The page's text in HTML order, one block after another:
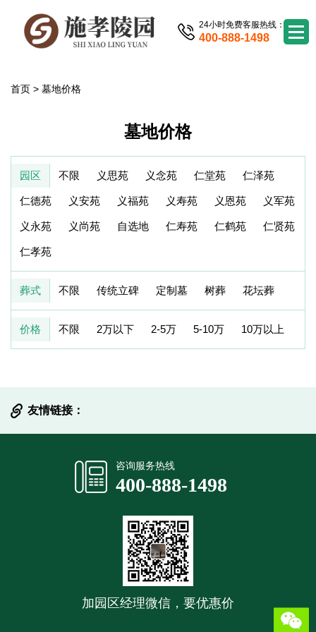
24小时免费客服热线：
400-888-1498
首页 > 墓地价格
墓地价格
园区 不限 义思苑 义念苑 仁堂苑 仁泽苑
仁德苑 义安苑 义福苑 义寿苑 义恩苑 义军苑
义永苑 义尚苑 自选地 仁寿苑 仁鹤苑 仁贤苑
仁孝苑
葬式 不限 传统立碑 定制墓 树葬 花坛葬
价格 不限 2万以下 2-5万 5-10万 10万以上
友情链接：
咨询服务热线
400-888-1498
加园区经理微信，要优惠价